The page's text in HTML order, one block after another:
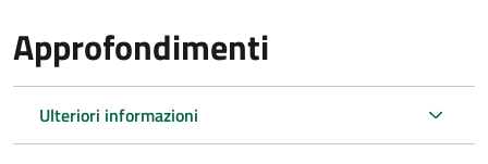
Approfondimenti
Ulteriori informazioni